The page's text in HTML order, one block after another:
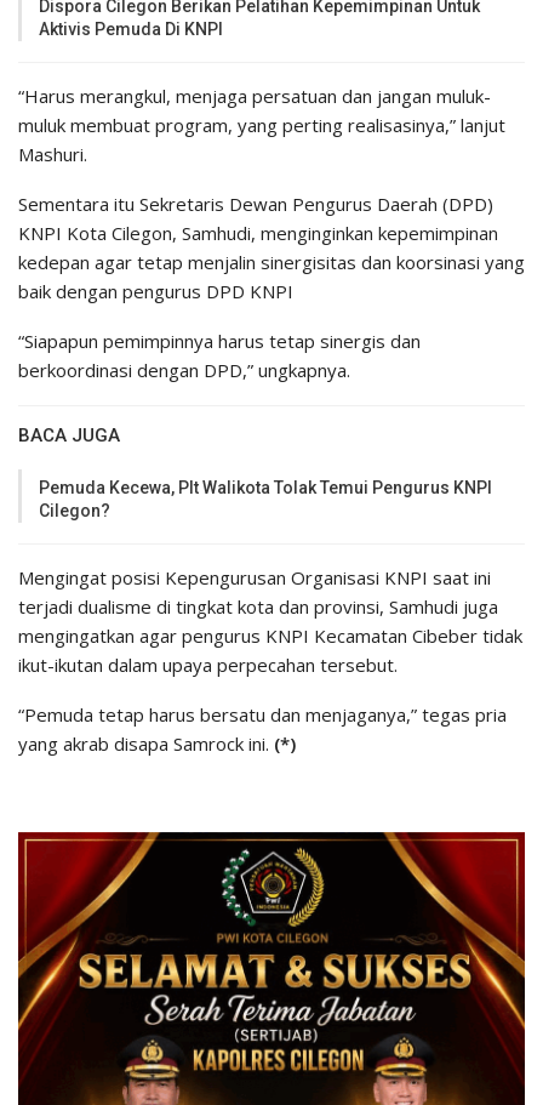
Dispora Cilegon Berikan Pelatihan Kepemimpinan Untuk
Aktivis Pemuda Di KNPI
“Harus merangkul, menjaga persatuan dan jangan muluk-
muluk membuat program, yang perting realisasinya,” lanjut
Mashuri.
Sementara itu Sekretaris Dewan Pengurus Daerah (DPD)
KNPI Kota Cilegon, Samhudi, menginginkan kepemimpinan
kedepan agar tetap menjalin sinergisitas dan koorsinasi yang
baik dengan pengurus DPD KNPI
“Siapapun pemimpinnya harus tetap sinergis dan
berkoordinasi dengan DPD,” ungkapnya.
BACA JUGA
Pemuda Kecewa, Plt Walikota Tolak Temui Pengurus KNPI
Cilegon?
Mengingat posisi Kepengurusan Organisasi KNPI saat ini
terjadi dualisme di tingkat kota dan provinsi, Samhudi juga
mengingatkan agar pengurus KNPI Kecamatan Cibeber tidak
ikut-ikutan dalam upaya perpecahan tersebut.
“Pemuda tetap harus bersatu dan menjaganya,” tegas pria
yang akrab disapa Samrock ini. (*)